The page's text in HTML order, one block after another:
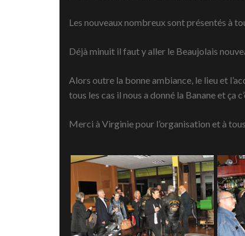
Les nouveaux nombreux sont présentés à
Déjà minuit il faut y aller le Beaujolais
Alors outre la bonne ambiance, le lieu et
tous les cas il nous a donné la Banane et ça
Merci à Virginie pour l’organisation et à